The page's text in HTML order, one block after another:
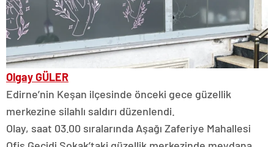
Olgay GÜLER
Edirne’nin Keşan ilçesinde önceki gece güzellik
merkezine silahlı saldırı düzenlendi.
Olay, saat 03.00 sıralarında Aşağı Zaferiye Mahallesi